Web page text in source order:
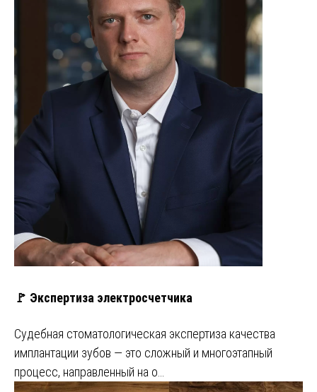
🚩 Экспертиза электросчетчика
Судебная стоматологическая экспертиза качества
имплантации зубов — это сложный и многоэтапный
процесс, направленный на о…